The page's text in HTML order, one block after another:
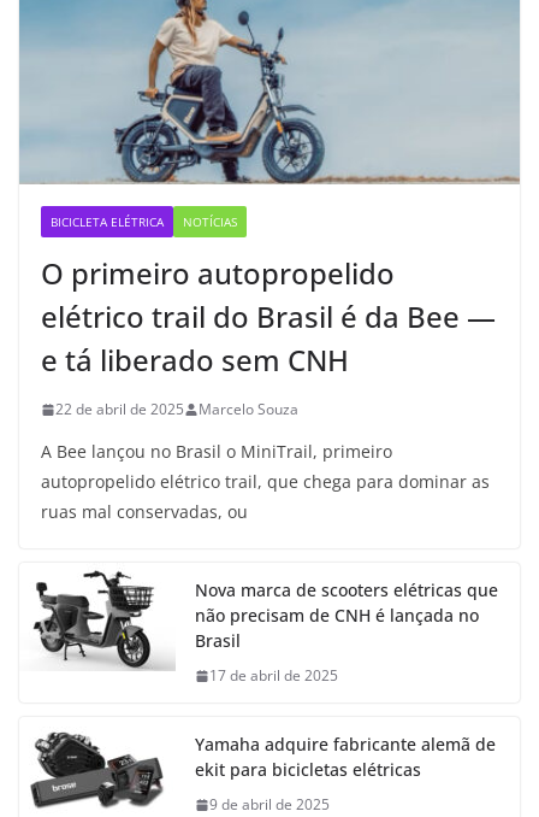
BICICLETA ELÉTRICA NOTÍCIAS
O primeiro autopropelido
elétrico trail do Brasil é da Bee —
e tá liberado sem CNH
22 de abril de 2025 Marcelo Souza
A Bee lançou no Brasil o MiniTrail, primeiro
autopropelido elétrico trail, que chega para dominar as
ruas mal conservadas, ou
Nova marca de scooters elétricas que
não precisam de CNH é lançada no
Brasil
17 de abril de 2025
Yamaha adquire fabricante alemã de
ekit para bicicletas elétricas
9 de abril de 2025